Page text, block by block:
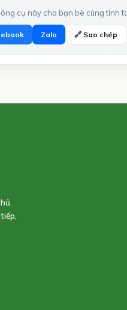
cụ này cho bạn bè cùng tính
Zalo 🔗 Sao chép